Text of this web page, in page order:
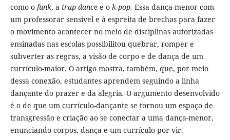
como o funk, a trap dancee o k-pop. Essa dança-menor com
um professorar sensível e à espreita de brechas para fazer
o movimento acontecer no meio de disciplinas autorizadas
ensinadas nas escolas possibilitou quebrar, romper e
subverter as regras, a visão de corpo e de dança de um
currículo-maior. O artigo mostra, também, que, por meio
dessa conexão, estudantes aprendem seguindo a linha
dançante do prazer e da alegria. O argumento desenvolvido
é o de que um currículo-dançante se tornou um espaço de
transgressão e criação ao se conectar a uma dança-menor,
enunciando corpos, dança e um currículo por vir.